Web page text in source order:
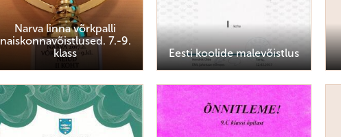
Narva linna võrkpalli
naiskonnavõistlused. 7.-9.
klass
Eesti koolide malevõistlus